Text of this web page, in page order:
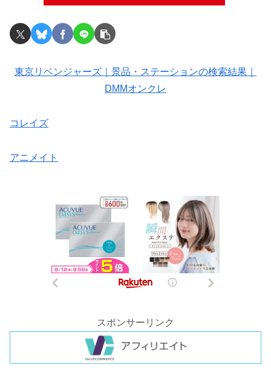
東京リベンジャーズ｜景品・ステーションの検索結果｜
DMMオンクレ
コレイズ
アニメイト
スポンサーリンク